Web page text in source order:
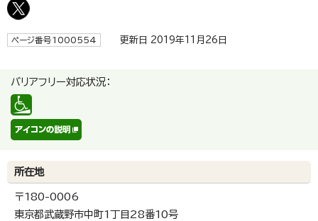
ページ番号1000554 更新日 2019年11月26日
バリアフリー対応状況：
所在地
〒180-0006
東京都武蔵野市中町1丁目28番10号